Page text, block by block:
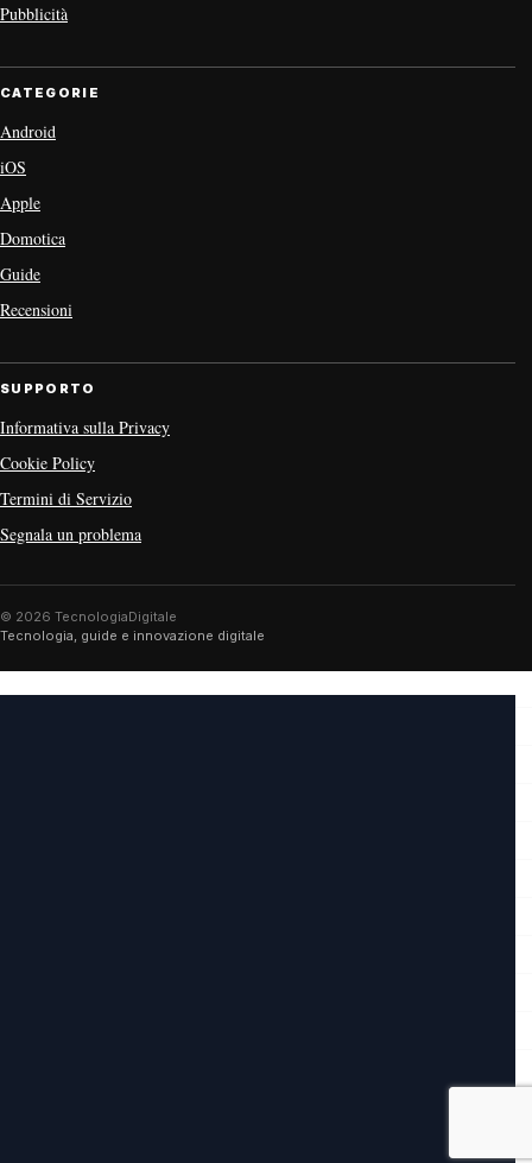
Pubblicità
CATEGORIE
Android
iOS
Apple
Domotica
Guide
Recensioni
SUPPORTO
Informativa sulla Privacy
Cookie Policy
Termini di Servizio
Segnala un problema
© 2026 TecnologiaDigitale
Tecnologia, guide e innovazione digitale